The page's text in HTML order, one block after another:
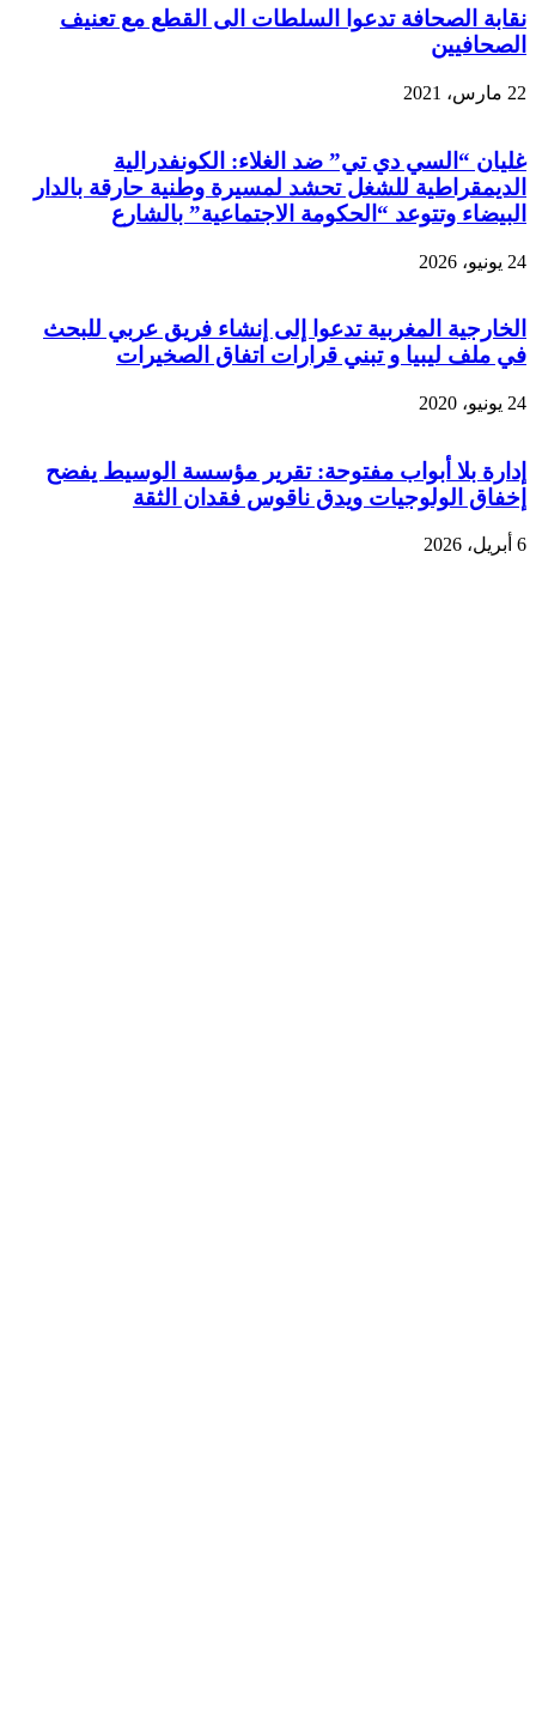
نقابة الصحافة تدعوا السلطات الى القطع مع تعنيف
الصحافيين
22 مارس، 2021
غليان “السي دي تي” ضد الغلاء: الكونفدرالية
الديمقراطية للشغل تحشد لمسيرة وطنية حارقة بالدار
البيضاء وتتوعد “الحكومة الاجتماعية” بالشارع
24 يونيو، 2026
الخارجية المغربية تدعوا إلى إنشاء فريق عربي للبحث
في ملف ليبيا و تبني قرارات اتفاق الصخيرات
24 يونيو، 2020
إدارة بلا أبواب مفتوحة: تقرير مؤسسة الوسيط يفضح
إخفاق الولوجيات ويدق ناقوس فقدان الثقة
6 أبريل، 2026